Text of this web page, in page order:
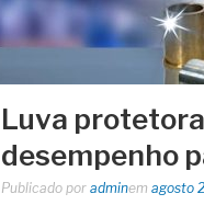
Luva
desempenho
Publicado por adminem agosto